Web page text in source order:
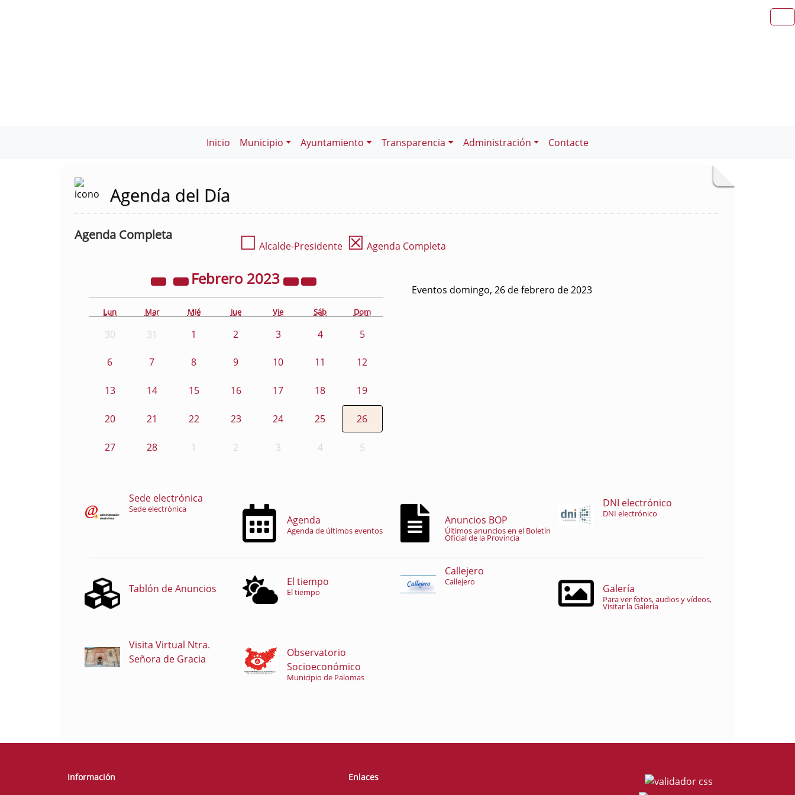
Inicio Municipio Ayuntamiento Transparencia Administración Contacte
Agenda del Día
Agenda Completa ☐ Alcalde-Presidente ☒ Agenda Completa
Febrero 2023
Lun Mar Mié Jue Vie Sáb Dom
30 31 1 2 3 4 5
6 7 8 9 10 11 12
13 14 15 16 17 18 19
20 21 22 23 24 25 26
27 28 1 2 3 4 5
Eventos domingo, 26 de febrero de 2023
Sede electrónica
Sede electrónica
Agenda
Agenda de últimos eventos
Anuncios BOP
Últimos anuncios en el Boletín
Oficial de la Provincia
DNI electrónico
DNI electrónico
Tablón de Anuncios
El tiempo
El tiempo
Callejero
Callejero
Galería
Para ver fotos, audios y vídeos,
Visitar la Galería
Visita Virtual Ntra.
Señora de Gracia
Observatorio
Socioeconómico
Municipio de Palomas
Información Enlaces